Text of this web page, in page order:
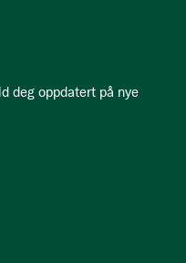
deg oppdatert på nye